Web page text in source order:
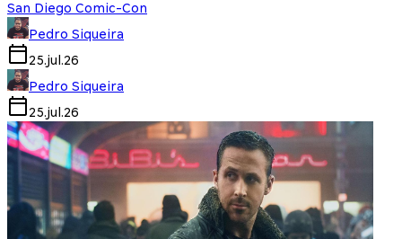
San Diego Comic-Con
Pedro Siqueira
25.jul.26
Pedro Siqueira
25.jul.26